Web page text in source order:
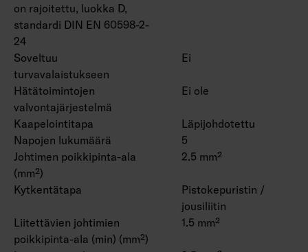
on rajoitettu, luokka D,
standardi DIN EN 60598-2-
24
Soveltuu
turvavalaistukseen
Ei
Hätätoimintojen
valvontajärjestelmä
Ei ole
Kaapelointitapa
Läpijohdotettu
Napojen lukumäärä
5
Johtimen poikkipinta-ala
(mm²)
2.5 mm²
Kytkentätapa
Pistokepuristin /
jousiliitin
Liitettävien johtimien
poikkipinta-ala (min) (mm²)
1.5 mm²